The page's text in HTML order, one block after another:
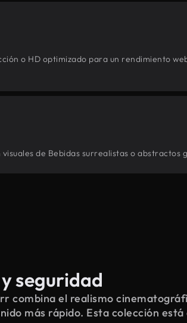
o HD optimizado para un rendimiento
de Bebidas surrealistas o
seguridad
combina el realismo
más rápido. Esta colección está